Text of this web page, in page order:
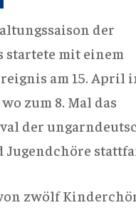
der
startete mit einem
am 15. April
zum 8. Mal das
der
Jugendchöre
zwölf